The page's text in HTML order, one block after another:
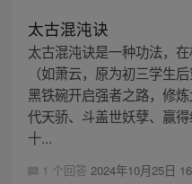
太古混沌诀
太古混沌诀是一种功法，
（如萧云，原为初三学生
黑铁碗开启强者之路，修
代天骄、斗盖世妖孽、赢
十...
1 个回答 2024年10月25日